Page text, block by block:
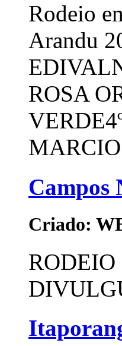
Rodeio
Arandu
ROSA
Campos
Criado: